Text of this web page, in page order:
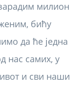
милион
бићу
да ће једна
нас самих, у
и сви наши